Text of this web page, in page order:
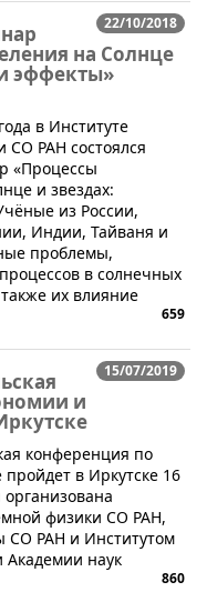
22/10/2018
на Солнце
эффекты»
в Институте
СО РАН состоялся
«Процессы
и звездах:
из России,
Индии, Тайваня и
проблемы,
в солнечных
их влияние
659
15/07/2019
и
конференция по
в Иркутске 16
физики СО РАН,
СО РАН и Институтом
Академии наук
860